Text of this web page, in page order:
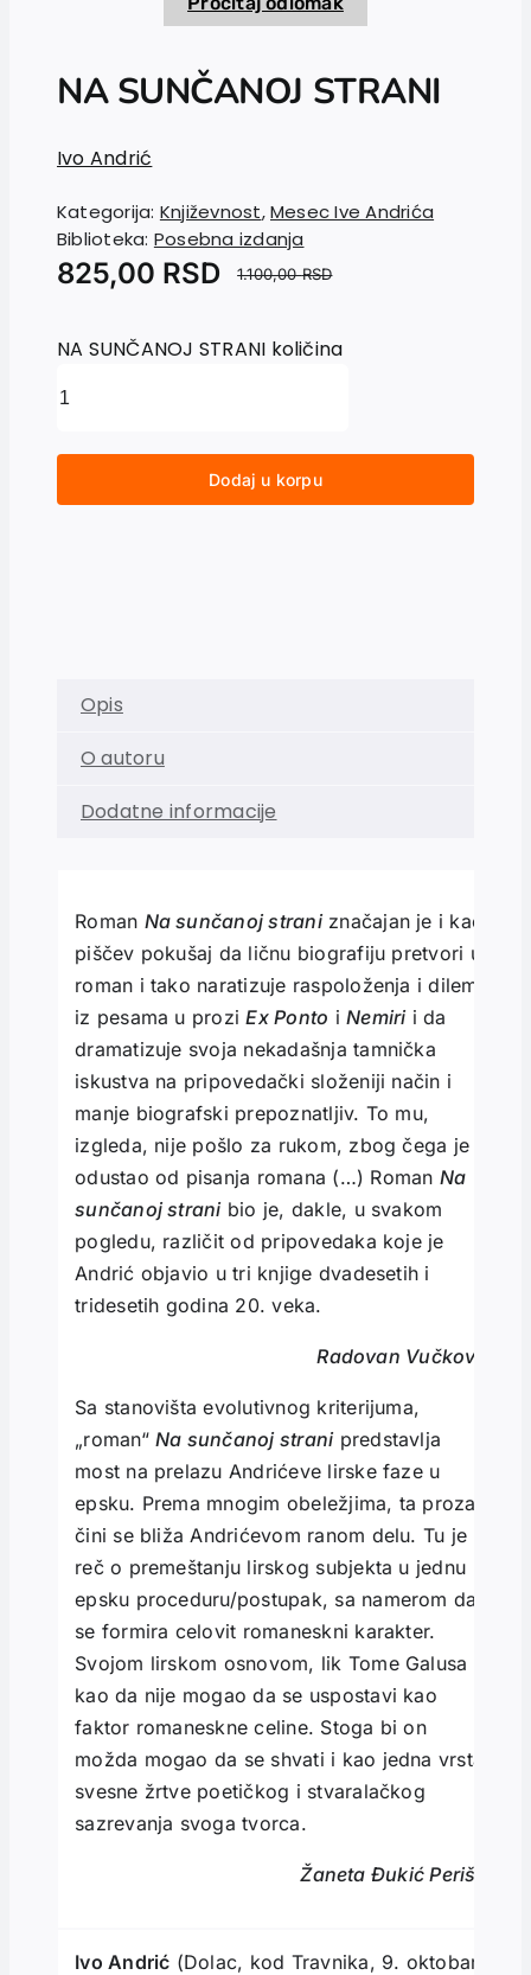
NA SUNČANOJ STRANI
Ivo Andrić
Kategorija: Književnost,Mesec Ive Andrića
Biblioteka: Posebna izdanja
1.100,00RSD
825,00 RSD
NA SUNČANOJ STRANI količina
Dodaj u korpu
Opis
O autoru
Dodatne informacije
Roman Na sunčanoj straniznačajan je i kao
piščev pokušaj da ličnu biografiju pretvori u
roman i tako naratizuje raspoloženja i dileme
iz pesama u proziEx Ponto iNemirii da
dramatizuje svoja nekadašnja tamnička
iskustva na pripovedački složeniji način i
manje biografski prepoznatljiv. To mu,
izgleda, nije pošlo za rukom, zbog čega je i
odustao od pisanja romana (…) Roman Na
sunčanoj stranibio je, dakle, u svakom
pogledu, različit od pripovedaka koje je
Andrić objavio u tri knjige dvadesetih i
tridesetih godina 20. veka.
Radovan Vučković
Sa stanovišta evolutivnog kriterijuma,
„roman“ Na sunčanoj stranipredstavlja
most na prelazu Andrićeve lirske faze u
epsku. Prema mnogim obeležjima, ta proza
čini se bliža Andrićevom ranom delu. Tu je
reč o premeštanju lirskog subjekta u jednu
epsku proceduru/postupak, sa namerom da
se formira celovit romaneskni karakter.
Svojom lirskom osnovom, lik Tome Galusa
kao da nije mogao da se uspostavi kao
faktor romaneskne celine. Stoga bi on
možda mogao da se shvati i kao jedna vrsta
svesne žrtve poetičkog i stvaralačkog
sazrevanja svoga tvorca.
Žaneta Đukić Perišić
Ivo Andrić (Dolac, kod Travnika, 9. oktobar